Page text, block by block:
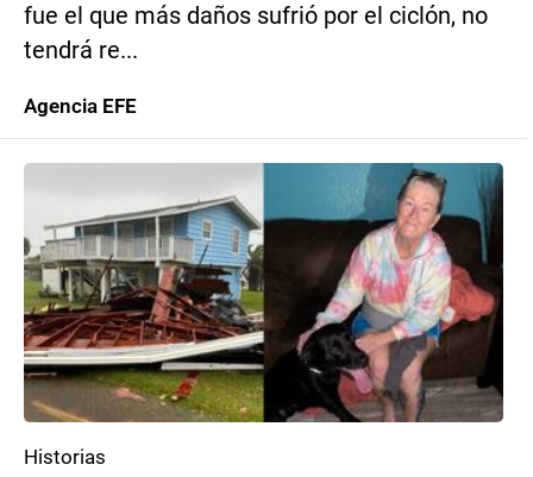
fue el que más daños sufrió por el ciclón, no
tendrá re...
Agencia EFE
Historias